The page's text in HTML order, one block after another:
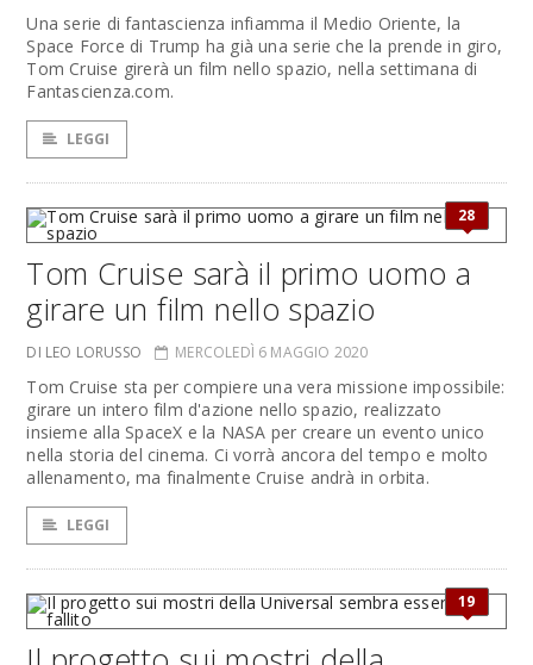
Una serie di fantascienza infiamma il Medio Oriente, la
Space Force di Trump ha già una serie che la prende in giro,
Tom Cruise girerà un film nello spazio, nella settimana di
Fantascienza.com.
LEGGI
28
Tom Cruise sarà il primo uomo a
girare un film nello spazio
DI LEO LORUSSO MERCOLEDÌ 6 MAGGIO 2020
Tom Cruise sta per compiere una vera missione impossibile:
girare un intero film d'azione nello spazio, realizzato
insieme alla SpaceX e la NASA per creare un evento unico
nella storia del cinema. Ci vorrà ancora del tempo e molto
allenamento, ma finalmente Cruise andrà in orbita.
LEGGI
19